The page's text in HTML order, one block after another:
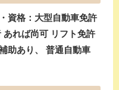
資格：大型自動車免許
れば尚可 リフト免許
助あり、 普通自動車